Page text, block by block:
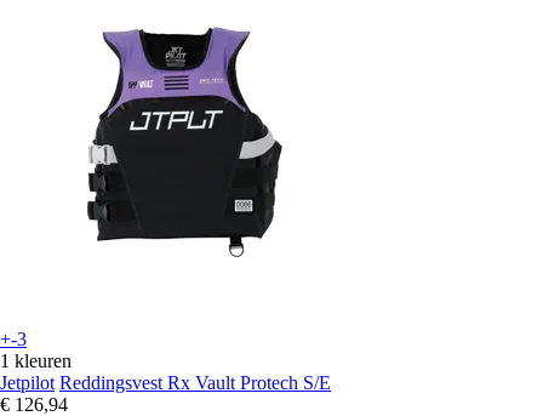
+-3
1 kleuren
Jetpilot Reddingsvest Rx Vault Protech S/E
€ 126,94